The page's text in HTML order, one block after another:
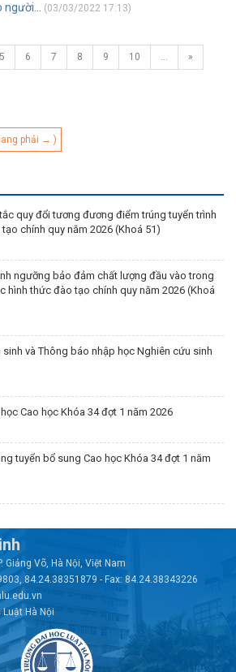
(03/03/2022 17:13)
5 6 7 8 9 10 … »
phải → )
quy đổi tương đương điểm trúng tuyển trình
chính quy năm 2026 (Khoá 51)
ngưỡng bảo đảm chất lượng đầu vào trong
hình thức đào tạo chính quy năm 2026 (Khoá
và Thông báo nhập học Nghiên cứu sinh
Cao học Khóa 34 đợt 1 năm 2026
tuyển bổ sung Cao học Khóa 34 đợt 1 năm
Giảng Võ, Hà Nội, Việt Nam
84.24.38351879 - Fax: 84.24.38343226
Hà Nội